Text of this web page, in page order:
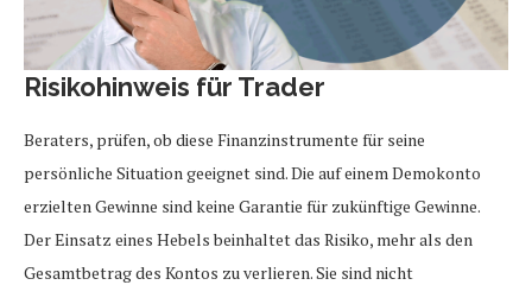
Risikohinweis für Trader
Beraters, prüfen, ob diese Finanzinstrumente für seine
persönliche Situation geeignet sind. Die auf einem Demokonto
erzielten Gewinne sind keine Garantie für zukünftige Gewinne.
Der Einsatz eines Hebels beinhaltet das Risiko, mehr als den
Gesamtbetrag des Kontos zu verlieren. Sie sind nicht